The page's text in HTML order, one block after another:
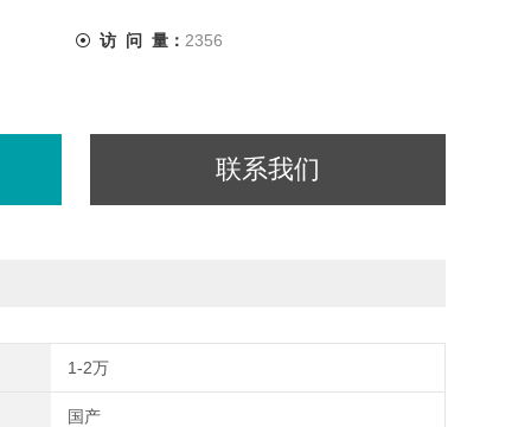
访 问 量： 2356
联系我们
1-2万
国产